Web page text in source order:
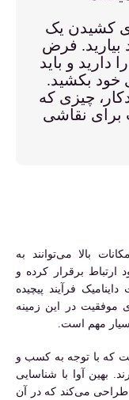
کشیدن یک
بیارید. فرض
دارید و باید
خود بکشید.
چیزی که
برای نقاشی
بالا می‌توانند به
ارتباط برقرار کرده و
فرآیند پیچیده
موفقیت در این زمینه
مهم است.
که با توجه به کسب و
بهین آوا با شناسایی
طراحی می‌کند که در آن